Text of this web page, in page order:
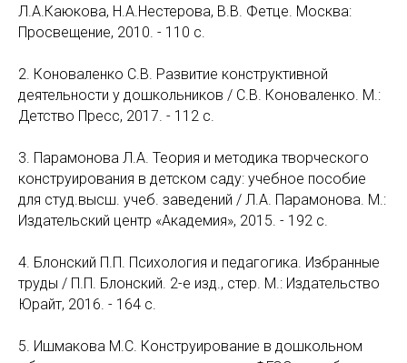
Л.А.Каюкова, Н.А.Нестерова, В.В. Фетце. Москва:
Просвещение, 2010. - 110 с.
2. Коноваленко С.В. Развитие конструктивной
деятельности у дошкольников / С.В. Коноваленко. М.:
Детство Пресс, 2017. - 112 с.
3. Парамонова Л.А. Теория и методика творческого
конструирования в детском саду: учебное пособие
для студ.высш. учеб. заведений / Л.А. Парамонова. М.:
Издательский центр «Академия», 2015. - 192 с.
4. Блонский П.П. Психология и педагогика. Избранные
труды / П.П. Блонский. 2-е изд., стер. М.: Издательство
Юрайт, 2016. - 164 с.
5. Ишмакова М.С. Конструирование в дошкольном